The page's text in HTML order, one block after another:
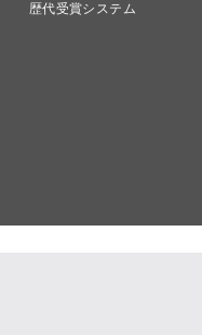
歴代受賞システム